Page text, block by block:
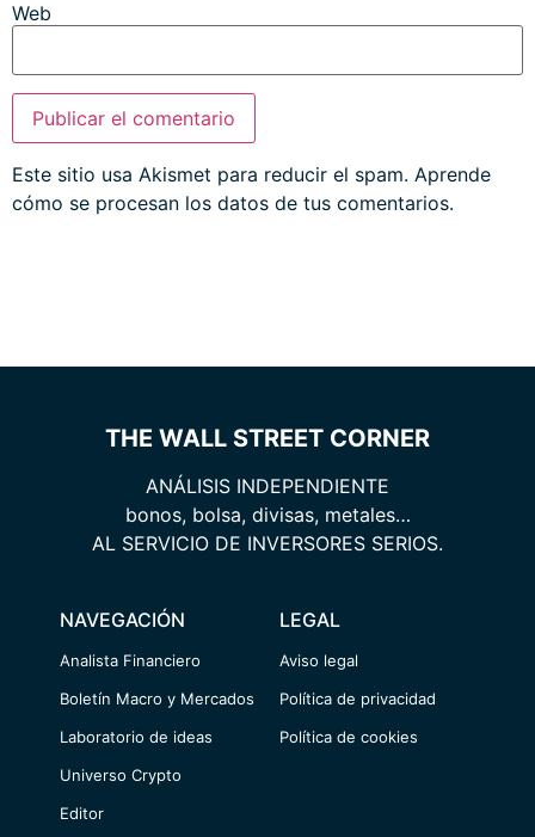
Web
Este sitio usa Akismet para reducir el spam. Aprende
cómo se procesan los datos de tus comentarios.
THE WALL STREET CORNER
ANÁLISIS INDEPENDIENTE
bonos, bolsa, divisas, metales…
AL SERVICIO DE INVERSORES SERIOS.
NAVEGACIÓN
Analista Financiero
Boletín Macro y Mercados
Laboratorio de ideas
Universo Crypto
Editor
LEGAL
Aviso legal
Política de privacidad
Política de cookies